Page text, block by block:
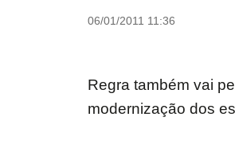
06/01/2011 11:36
Regra também vai
modernização dos